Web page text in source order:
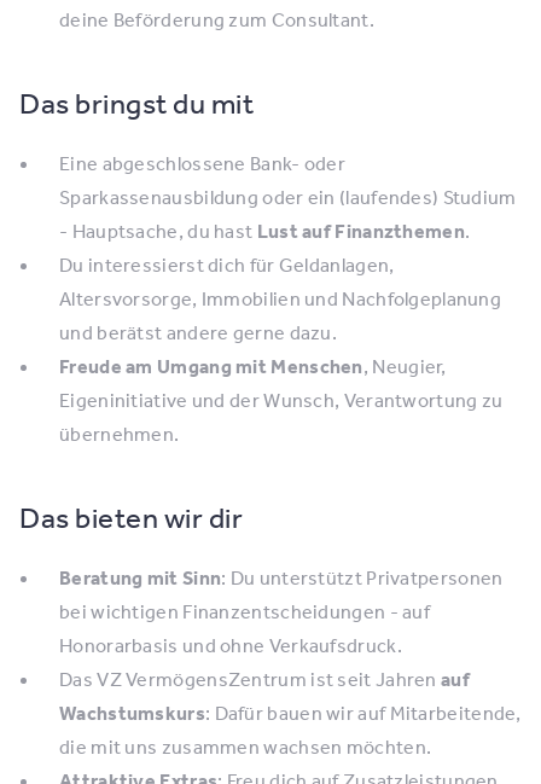
deine Beförderung zum Consultant.
Das bringst du mit
Eine abgeschlossene Bank- oder
Sparkassenausbildung oder ein (laufendes) Studium
- Hauptsache, du hast Lust auf Finanzthemen.
Du interessierst dich für Geldanlagen,
Altersvorsorge, Immobilien und Nachfolgeplanung
und berätst andere gerne dazu.
Freude am Umgang mit Menschen, Neugier,
Eigeninitiative und der Wunsch, Verantwortung zu
übernehmen.
Das bieten wir dir
Beratung mit Sinn: Du unterstützt Privatpersonen
bei wichtigen Finanzentscheidungen - auf
Honorarbasis und ohne Verkaufsdruck.
Das VZ VermögensZentrum ist seit Jahren auf
Wachstumskurs: Dafür bauen wir auf Mitarbeitende,
die mit uns zusammen wachsen möchten.